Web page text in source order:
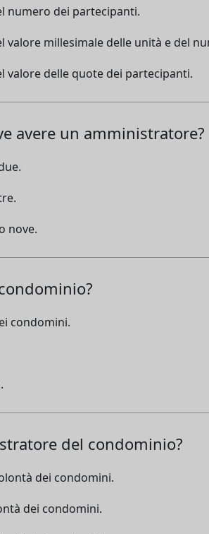
numero dei partecipanti.
valore millesimale delle unità e del
valore delle quote dei partecipanti.
avere un amministratore?
nove.
condomini.
del condominio?
dei condomini.
dei condomini.